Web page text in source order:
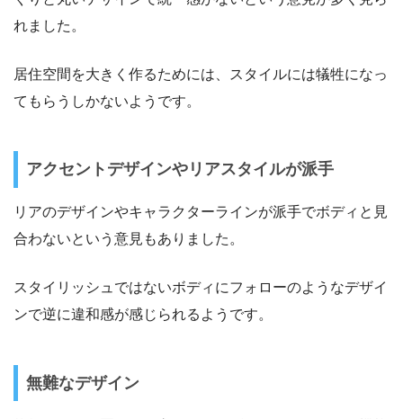
れました。
居住空間を大きく作るためには、スタイルには犠牲になっ
てもらうしかないようです。
アクセントデザインやリアスタイルが派手
リアのデザインやキャラクターラインが派手でボディと見
合わないという意見もありました。
スタイリッシュではないボディにフォローのようなデザイ
ンで逆に違和感が感じられるようです。
無難なデザイン